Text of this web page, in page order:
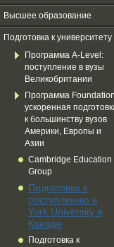
Высшее образование
Подготовка к университету
Программа A-Level:
поступление в вузы
Великобритании
Программа
ускоренная
к большинству вузов
Америки, Европы и
Азии
Cambridge Education
Group
Подготовка к
поступлению в
York University в
Канаде
Подготовка к